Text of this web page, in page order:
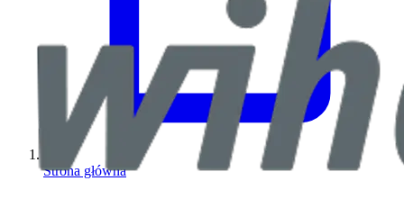
Strona główna